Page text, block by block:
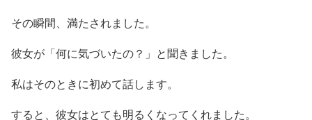
その瞬間、満たされました。
彼女が「何に気づいたの？」と聞きました。
私はそのときに初めて話します。
すると、彼女はとても明るくなってくれました。